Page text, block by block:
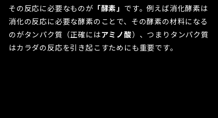
その反応に必要なものが 「酵素」 です。例えば消化酵素は
消化の反応に必要な酵素のことで、その酵素の材料になる
のがタンパク質（正確にはアミノ酸）、つまりタンパク質
はカラダの反応を引き起こすためにも重要です。